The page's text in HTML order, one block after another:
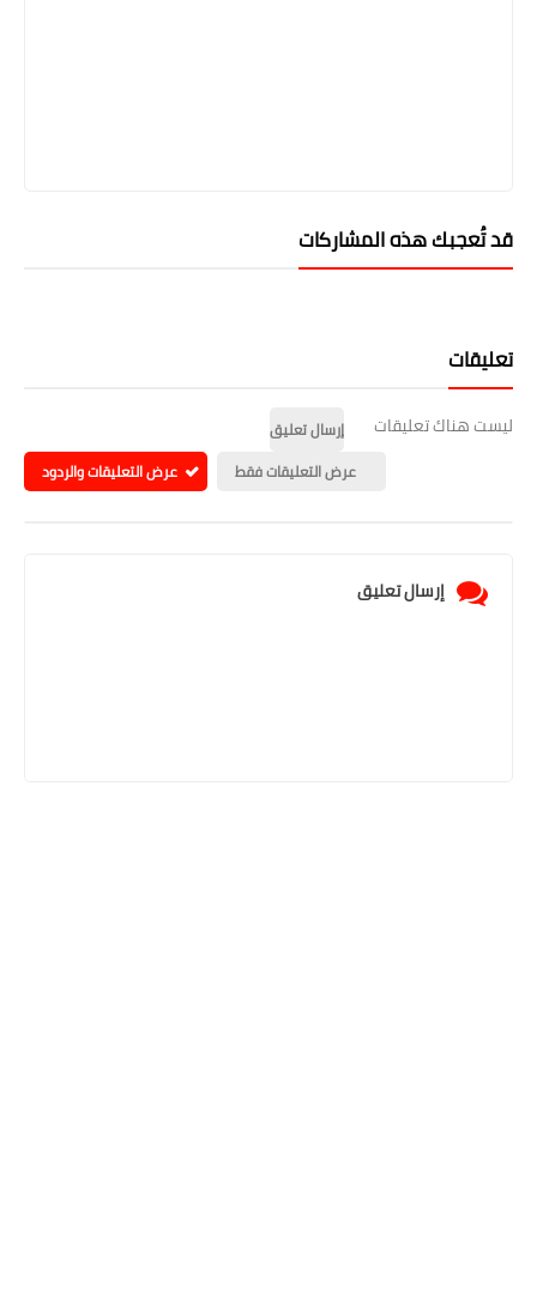
قد تُعجبك هذه المشاركات
تعليقات
ليست هناك تعليقات
إرسال تعليق
عرض التعليقات فقط
عرض التعليقات والردود
إرسال تعليق